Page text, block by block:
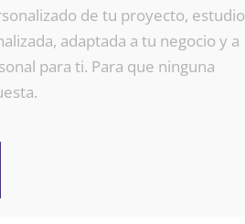
de tu proyecto, estudio
adaptada a tu negocio y a
para ti. Para que ninguna